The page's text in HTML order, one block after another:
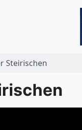
Steirischen